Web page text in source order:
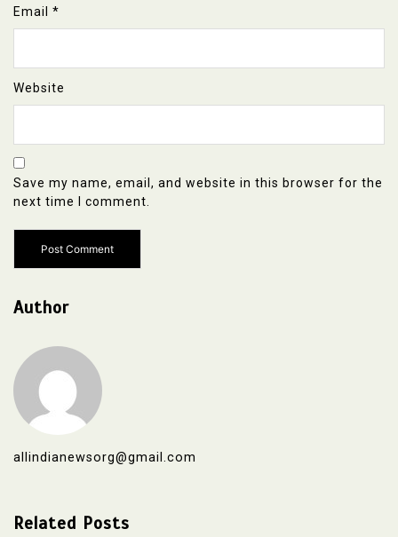
Email *
Website
Save my name, email, and website in this browser for the
next time I comment.
Author
allindianewsorg@gmail.com
Related Posts